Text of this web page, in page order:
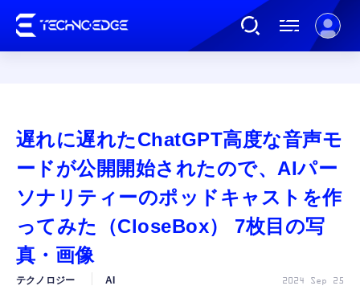
AI
ガジェット
遅れに遅れたChatGPT高度な音声モ
ードが公開開始されたので、AIパー
ソナリティーのポッドキャストを作
ってみた（CloseBox） 7枚目の写
真・画像
テクノロジー AI 2024 Sep 25